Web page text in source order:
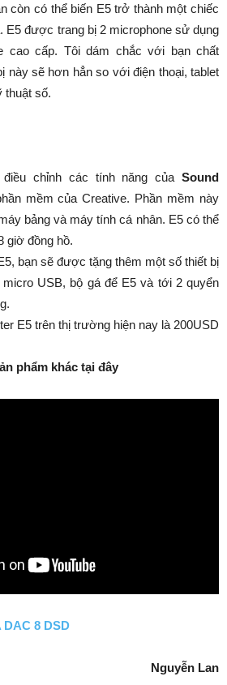
còn có thể biến E5 trở thành một chiếc
E5 được trang bị 2 microphone sử dụng
cao cấp. Tôi dám chắc với bạn chất
này sẽ hơn hẳn so với điện thoại, tablet
thuật số.
chỉnh các tính năng của Sound
mềm của Creative. Phần mềm này
bảng và máy tính cá nhân. E5 có thể
giờ đồng hồ.
bạn sẽ được tặng thêm một số thiết bị
USB, bộ gá để E5 và tới 2 quyển
E5 trên thị trường hiện nay là 200USD
phẩm khác tại đây
DAC 8 DSD
Nguyễn Lan